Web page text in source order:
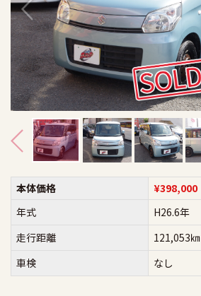
本体価格
¥398,000
年式
H26.6年
走行距離
121,053㎞
車検
なし